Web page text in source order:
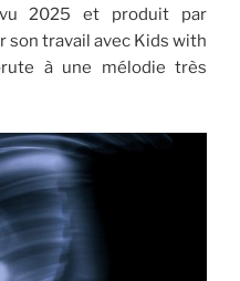
2025 et produit par
son travail avec Kids with
à une mélodie très